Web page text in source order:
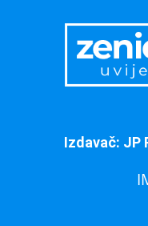
Izdavač: JP